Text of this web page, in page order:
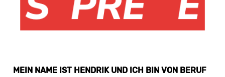
MEIN NAME IST HENDRIK UND ICH BIN VON BERUF